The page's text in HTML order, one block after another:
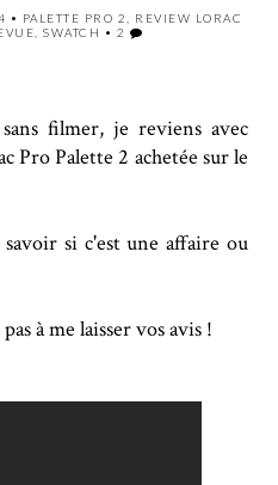
• PALETTE PRO 2
REVIEW LORAC
,SWATCH • 2
filmer, je reviens avec
Pro Palette 2 achetée sur le
si c'est une affaire ou
à me laisser vos avis !